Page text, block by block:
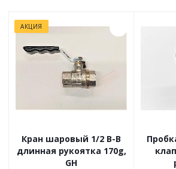
АКЦИЯ
Кран шаровый 1/2 B-B
длинная рукоятка 170g,
GH